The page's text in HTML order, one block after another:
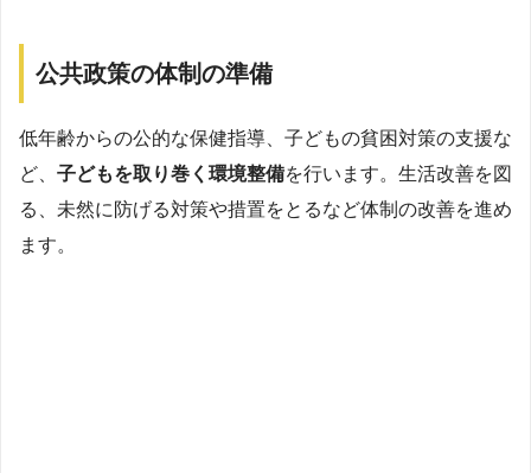
公共政策の体制の準備
低年齢からの公的な保健指導、子どもの貧困対策の支援な
ど、 子どもを取り巻く環境整備を行います。生活改善を図
る、未然に防げる対策や措置をとるなど体制の改善を進め
ます。